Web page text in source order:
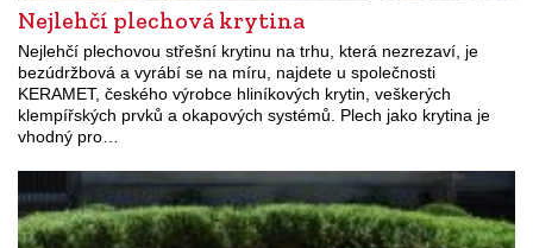
Nejlehčí plechová krytina
Nejlehčí plechovou střešní krytinu na trhu, která nezrezaví, je
bezúdržbová a vyrábí se na míru, najdete u společnosti
KERAMET, českého výrobce hliníkových krytin, veškerých
klempířských prvků a okapových systémů. Plech jako krytina je
vhodný pro…